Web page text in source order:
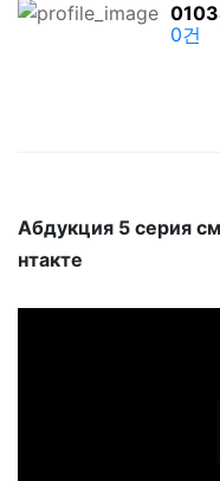
0건
Абдукция 5 серия
нтакте